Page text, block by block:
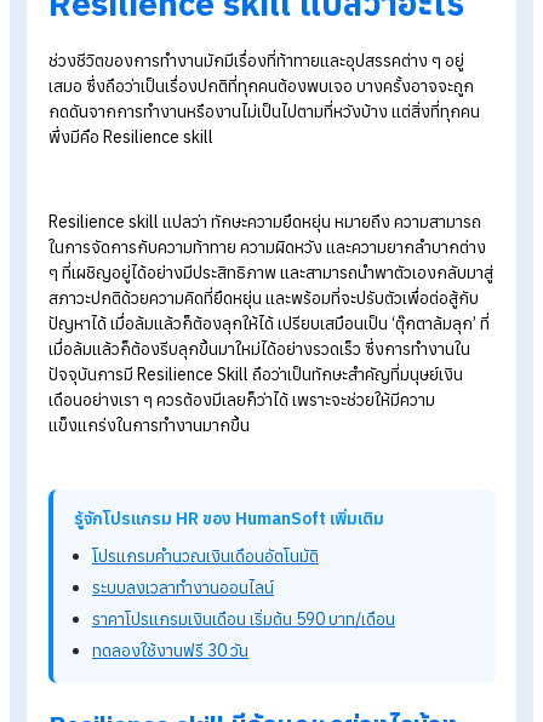
อ่านบทความที่เกี่ยวข้องเพิ่มเติม:
6 ทักษะ Interpersonal Skills ที่วัยทำงานควรมี
รวม Soft Skills ที่จำเป็นสำหรับคนทำงานในปี 2023
Upskill และ Reskill ทำไมองค์กรจำเป็นต้องให้ความสำคัญใ
องค์กร
Resilience skillแปลว่าอะไร
ช่วงชีวิตของการทำงานมักมีเรื่องที่ท้าทายและอุปสรรคต่าง ๆ อยู่
เสมอซึ่งถือว่าเป็นเรื่องปกติที่ทุกคนต้องพบเจอ บางครั้งอาจจะถูก
กดดันจากการทำงานหรืองานไม่เป็นไปตามที่หวังบ้าง แต่สิ่งที่ทุกค
Resilience skillแปลว่า ทักษะความยืดหยุ่น หมายถึง ความสามา
ในการจัดการกับความท้าทาย ความผิดหวัง และความยากลำบากต่
ๆ ที่เผชิญอยู่ได้อย่างมีประสิทธิภาพ และสามารถนำพาตัวเองกลับ
สภาวะปกติด้วยความคิดที่ยืดหยุ่น และพร้อมที่จะปรับตัวเพื่อต่อสู้กั
ปัญหาได้ เมื่อล้มแล้วก็ต้องลุกให้ได้ เปรียบเสมือนเป็น ‘ตุ๊กตาล้มลุก